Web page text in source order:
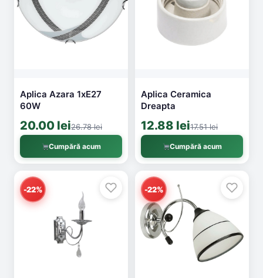
Aplica Azara 1xE27
60W
20.00 lei26.78 lei
Cumpără acum
Aplica Ceramica
Dreapta
12.88 lei17.51 lei
Cumpără acum
-22% -22%